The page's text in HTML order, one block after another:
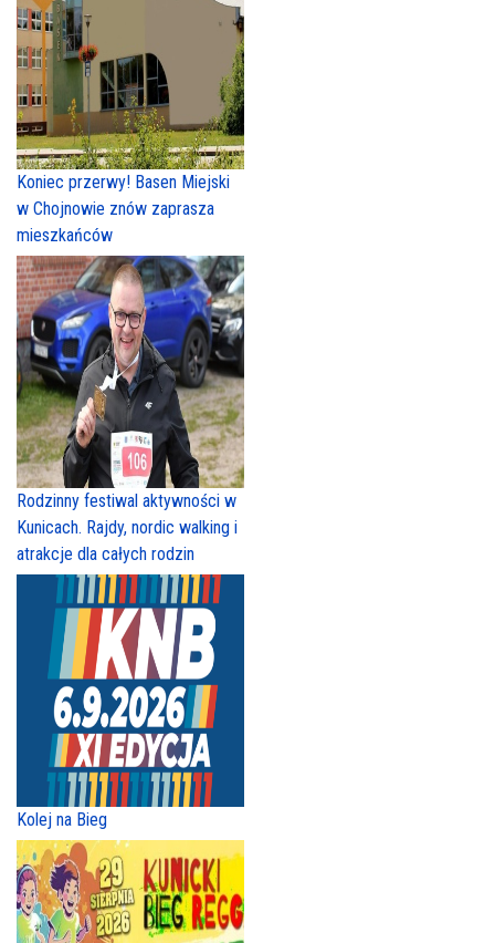
Koniec przerwy! Basen Miejski
w Chojnowie znów zaprasza
mieszkańców
Rodzinny festiwal aktywności w
Kunicach. Rajdy, nordic walking i
atrakcje dla całych rodzin
Kolej na Bieg